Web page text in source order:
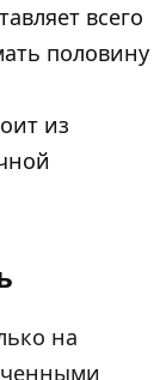
всего
половину
из
на